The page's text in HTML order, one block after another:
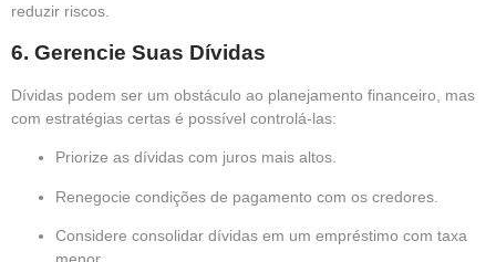
reduzir riscos.
6. Gerencie Suas Dívidas
Dívidas podem ser um obstáculo ao planejamento financeiro, mas
com estratégias certas é possível controlá-las:
Priorize as dívidas com juros mais altos.
Renegocie condições de pagamento com os credores.
Considere consolidar dívidas em um empréstimo com taxa